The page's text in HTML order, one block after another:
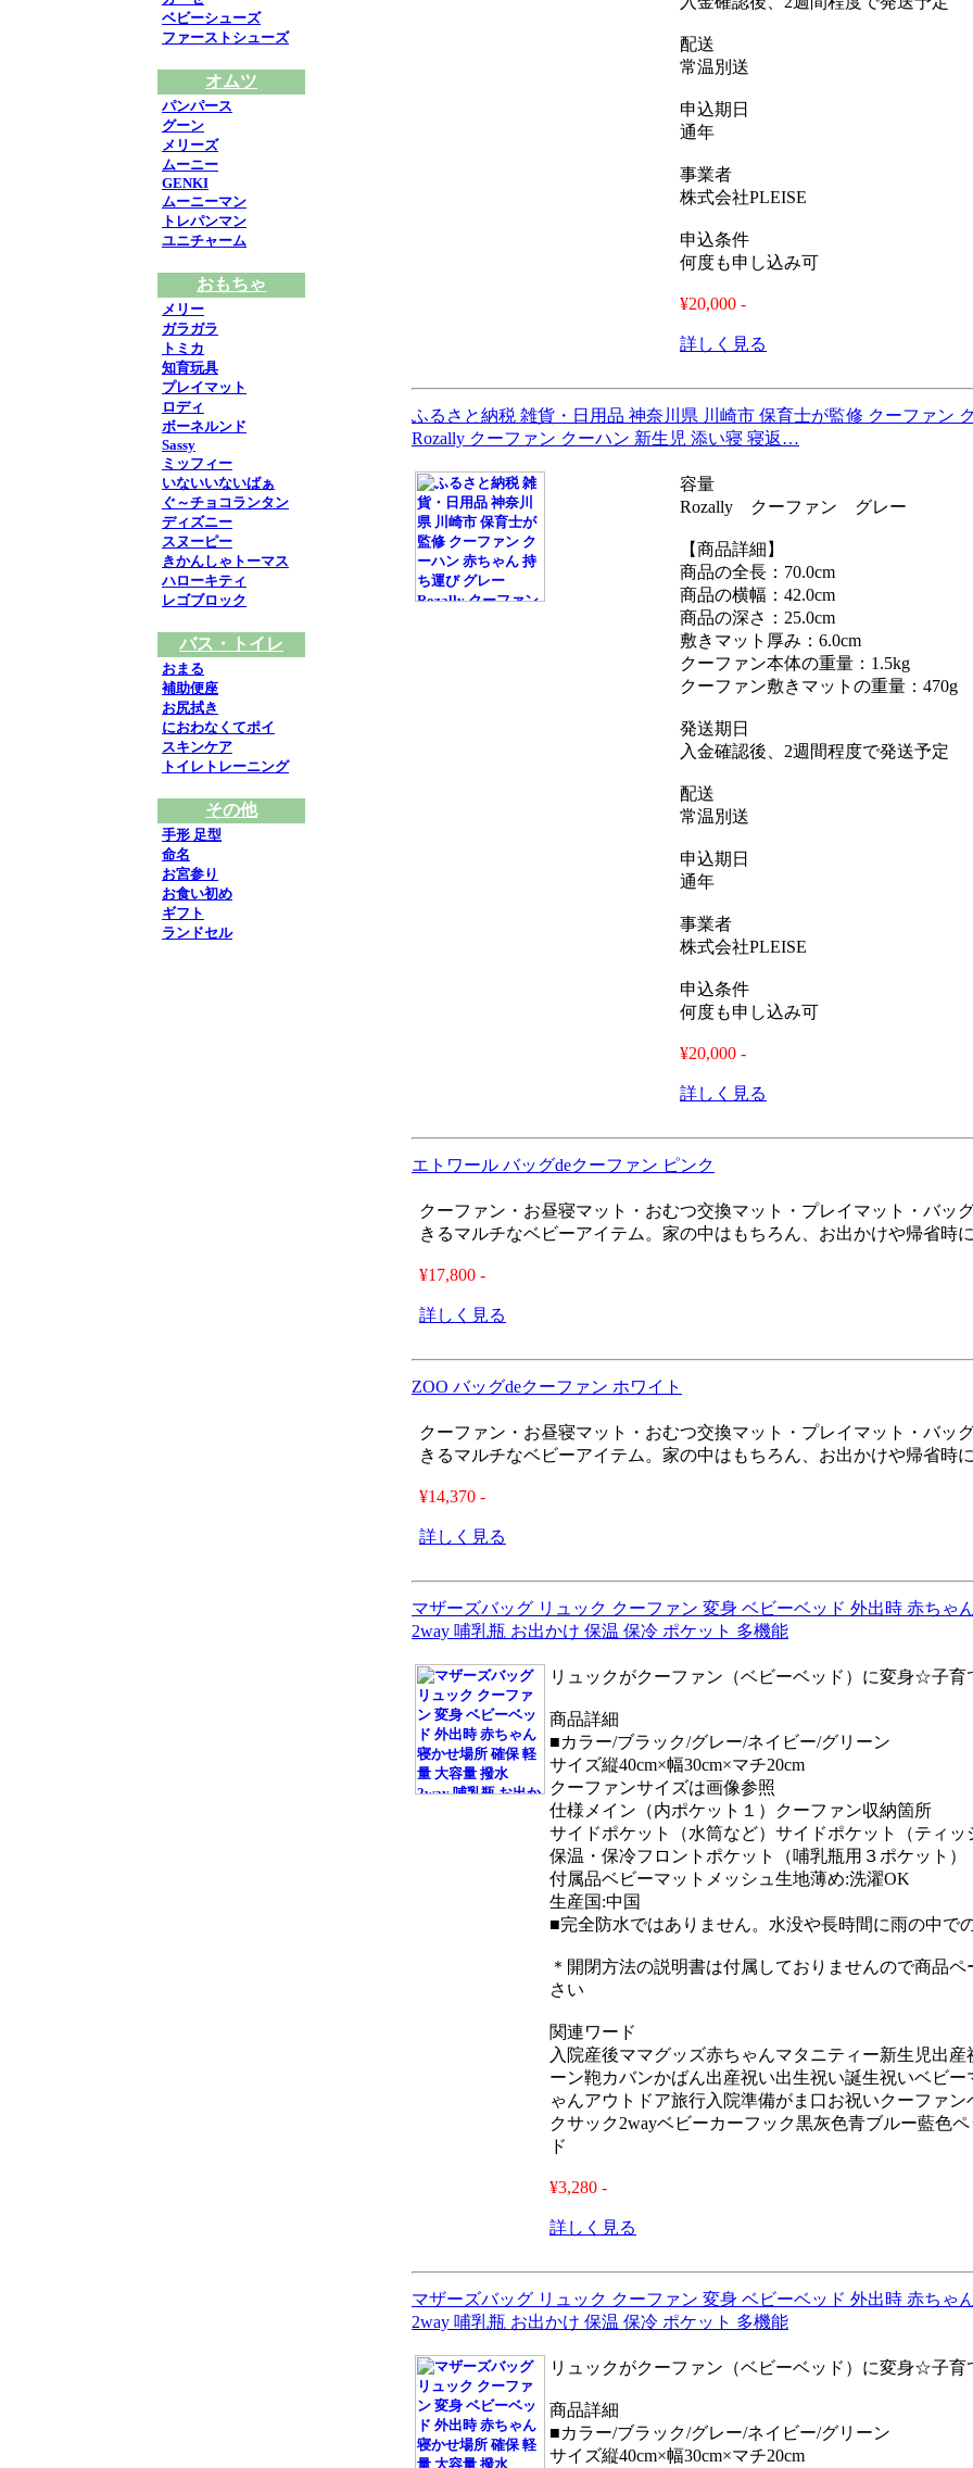
ベビーシューズ
ファーストシューズ
オムツ
パンパース
グーン
メリーズ
ムーニー
GENKI
ムーニーマン
トレパンマン
ユニチャーム
おもちゃ
メリー
ガラガラ
トミカ
知育玩具
プレイマット
ロディ
ボーネルンド
Sassy
ミッフィー
いないいないばぁ
ぐ～チョコランタン
ディズニー
スヌーピー
きかんしゃトーマス
ハローキティ
レゴブロック
バス・トイレ
おまる
補助便座
お尻拭き
におわなくてポイ
スキンケア
トイレトレーニング
その他
手形 足型
命名
お宮参り
お食い初め
ギフト
ランドセル
配送
常温別送
申込期日
通年
事業者
株式会社PLEISE
申込条件
何度も申し込み可
¥20,000 -
詳しく見る
ふるさと納税 雑貨・日用品 神奈川県 川崎市 保育士が監修 クーファン
Rozally クーファン クーハン 新生児 添い寝 寝返…
容量
Rozally クーファン グレー
【商品詳細】
商品の全長：70.0cm
商品の横幅：42.0cm
商品の深さ：25.0cm
敷きマット厚み：6.0cm
クーファン本体の重量：1.5kg
クーファン敷きマットの重量：470g
発送期日
入金確認後、2週間程度で発送予定
配送
常温別送
申込期日
通年
事業者
株式会社PLEISE
申込条件
何度も申し込み可
¥20,000 -
詳しく見る
エトワール バッグdeクーファン ピンク
クーファン・お昼寝マット・おむつ交換マット・プレイマット・バッ
きるマルチなベビーアイテム。家の中はもちろん、お出かけや帰省時
¥17,800 -
詳しく見る
ZOO バッグdeクーファン ホワイト
クーファン・お昼寝マット・おむつ交換マット・プレイマット・バッ
きるマルチなベビーアイテム。家の中はもちろん、お出かけや帰省時
¥14,370 -
詳しく見る
マザーズバッグ リュック クーファン 変身 ベビーベッド 外出時 赤ちゃ
2way 哺乳瓶 お出かけ 保温 保冷 ポケット 多機能
リュックがクーファン（ベビーベッド）に変身☆子育
商品詳細
■カラー/ブラック/グレー/ネイビー/グリーン
サイズ縦40cm×幅30cm×マチ20cm
クーファンサイズは画像参照
仕様メイン（内ポケット１）クーファン収納箇所
サイドポケット（水筒など）サイドポケット（ティッ
保温・保冷フロントポケット（哺乳瓶用３ポケット）
付属品ベビーマットメッシュ生地薄め:洗濯OK
生産国:中国
■完全防水ではありません。水没や長時間に雨の中で
＊開閉方法の説明書は付属しておりませんので商品
さい
関連ワード
入院産後ママグッズ赤ちゃんマタニティー新生児出
ーン鞄カバンかばん出産祝い出生祝い誕生祝いベビ
ゃんアウトドア旅行入院準備がま口お祝いクーファ
クサック2wayベビーカーフック黒灰色青ブルー藍色
ド
¥3,280 -
詳しく見る
マザーズバッグ リュック クーファン 変身 ベビーベッド 外出時 赤ちゃ
2way 哺乳瓶 お出かけ 保温 保冷 ポケット 多機能
リュックがクーファン（ベビーベッド）に変身☆子育
商品詳細
■カラー/ブラック/グレー/ネイビー/グリーン
サイズ縦40cm×幅30cm×マチ20cm